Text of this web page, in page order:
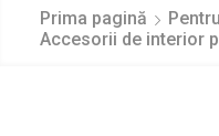
Prima pagină
Accesorii de interior